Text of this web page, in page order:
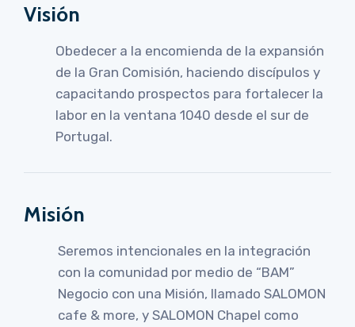
Visión
Obedecer a la encomienda de la expansión
de la Gran Comisión, haciendo discípulos y
capacitando prospectos para fortalecer la
labor en la ventana 1040 desde el sur de
Portugal.
Misión
Seremos intencionales en la integración
con la comunidad por medio de “BAM”
Negocio con una Misión, llamado SALOMON
cafe & more, y SALOMON Chapel como